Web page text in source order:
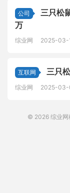
公司
三只松
万
综业网 2025-03-
互联网 三只
综业网 2025-03-
© 2026 综业网